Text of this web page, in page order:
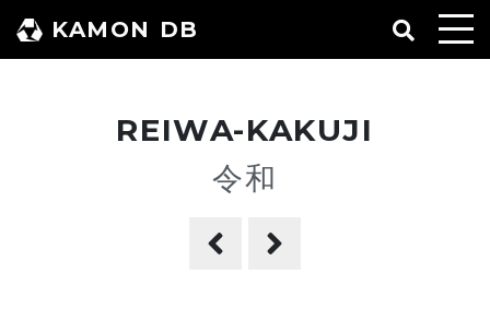
ン
KAMON DB
REIWA-KAKUJI
令和